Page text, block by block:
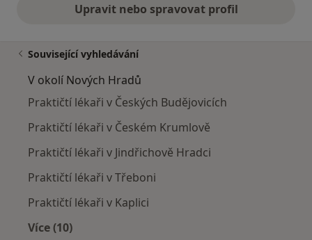
Upravit nebo spravovat profil
Související vyhledávání
V okolí Nových Hradů
Praktičtí lékaři v Českých Budějovicích
Praktičtí lékaři v Českém Krumlově
Praktičtí lékaři v Jindřichově Hradci
Praktičtí lékaři v Třeboni
Praktičtí lékaři v Kaplici
Více (10)